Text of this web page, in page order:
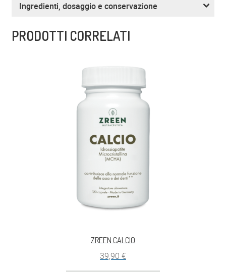
Ingredienti, dosaggio e conservazione
PRODOTTI CORRELATI
ZREEN CALCIO
39,90 €